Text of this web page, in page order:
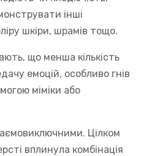
інші
шкіри, шрамів тощо.
що менша кількість
емоцій, особливо гнів
міміки або
Цілком
вплинула комбінація